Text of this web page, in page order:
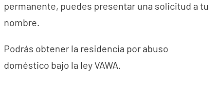
permanente, puedes presentar una solicitud a tu
nombre.
Podrás obtener la residencia por abuso
doméstico bajo la ley VAWA.